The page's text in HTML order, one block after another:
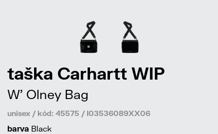
taška Carhartt WIP
W' Olney Bag
unisex / kód: 45575 / I03536089XX06
barva Black